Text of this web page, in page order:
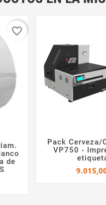
de
favorite_border

Pack Cerveza/
VP750 -